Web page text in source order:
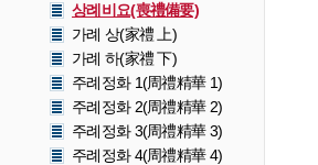
상례비요(喪禮備要)
가례 상(家禮 上)
가례 하(家禮 下)
주례정화 1(周禮精華 1)
주례정화 2(周禮精華 2)
주례정화 3(周禮精華 3)
주례정화 4(周禮精華 4)